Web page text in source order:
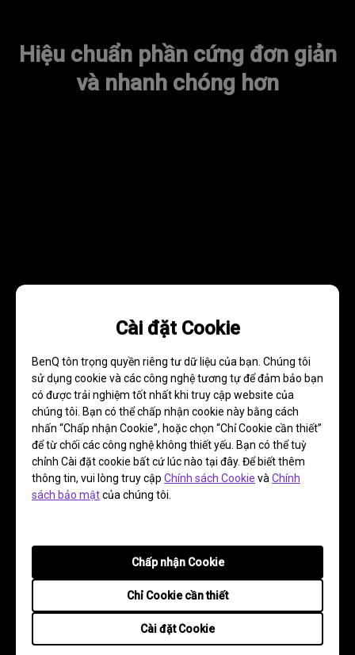
Cài đặt Cookie
BenQ tôn trọng quyền riêng tư dữ liệu của bạn. Chúng tôi
sử dụng cookie và các công nghệ tương tự để đảm bảo bạn
có được trải nghiệm tốt nhất khi truy cập website của
chúng tôi. Bạn có thể chấp nhận cookie này bằng cách
nhấn “Chấp nhận Cookie”, hoặc chọn “Chỉ Cookie cần thiết”
để từ chối các công nghệ không thiết yếu. Bạn có thể tuỳ
chỉnh Cài đặt cookie bất cứ lúc nào tại đây. Để biết thêm
thông tin, vui lòng truy cập Chính sách Cookie và Chính
sách bảo mậtcủa chúng tôi.
Cài đặt Cookie
Chỉ Cookie cần thiết
Chấp nhận Cookie
Hiệu chuẩn phần cứng đơn giản
và nhanh chóng hơn